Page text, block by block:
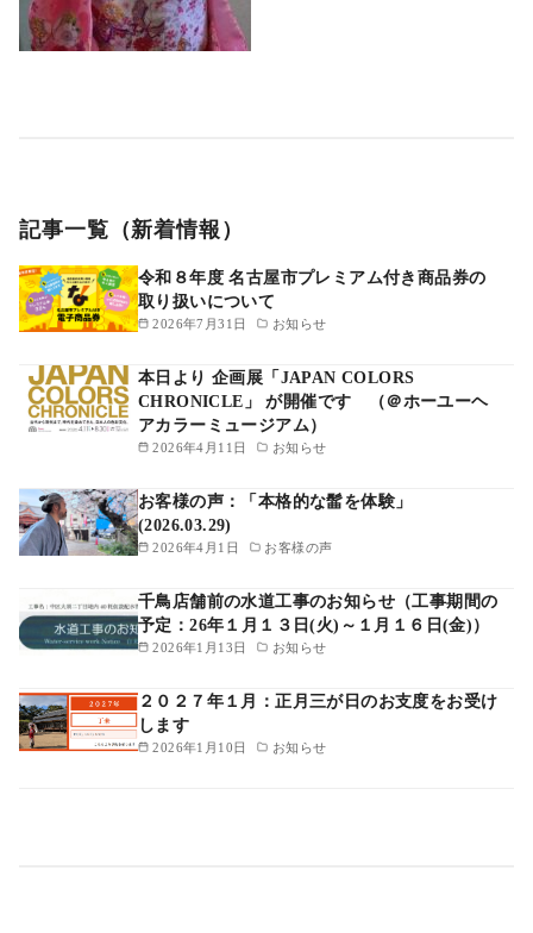
記事一覧（新着情報）
2026年7月31日 お知らせ
令和８年度 名古屋市プレミアム付き商品券の
取り扱いについて
2026年4月11日 お知らせ
本日より 企画展「JAPAN COLORS
CHRONICLE」 が開催です （＠ホーユーヘ
アカラーミュージアム）
2026年4月1日 お客様の声
お客様の声：「本格的な髷を体験」
(2026.03.29)
2026年1月13日 お知らせ
千鳥店舗前の水道工事のお知らせ（工事期間の
予定：26年１月１３日(火)～１月１６日(金)）
2026年1月10日 お知らせ
２０２７年１月：正月三が日のお支度をお受け
します